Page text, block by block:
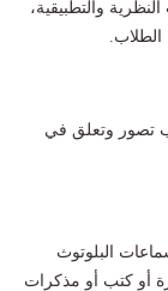
والتطبيقية،
تصور وتعلق في
البلوتوث
أو كتب أو مذكرات